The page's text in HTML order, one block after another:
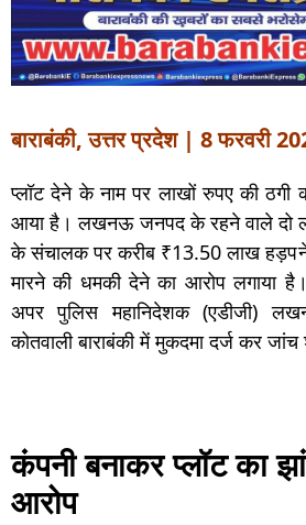
बाराबंकी, उत्तर प्रदेश | 8 फरवरी
प्लॉट देने के नाम पर लाखों रुपए की ठगी
आया है। लखनऊ जनपद के रहने वाले दो
के संचालक पर करीब ₹13.50 लाख
मारने की धमकी देने का आरोप लगाया
अपर पुलिस महानिदेशक (एडीजी)
कोतवाली बाराबंकी में मुकदमा दर्ज कर
कंपनी बनाकर प्लॉट का
आरोप